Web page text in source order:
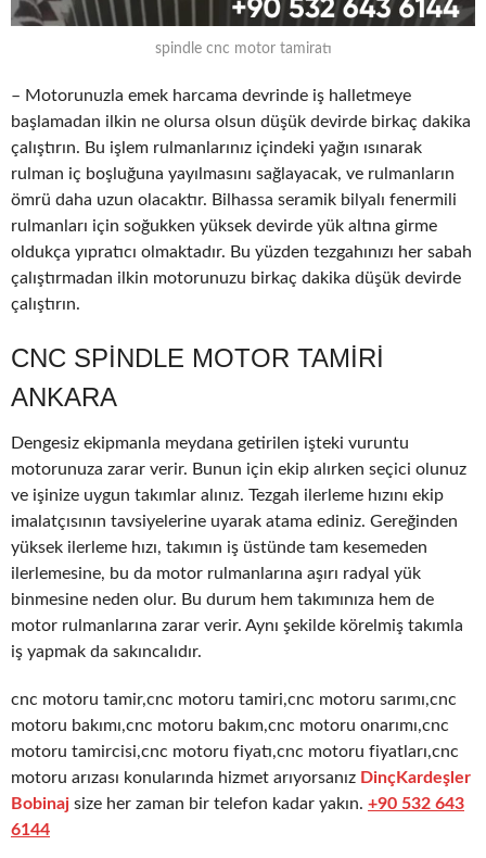
spindle cnc motor tamiratı
– Motorunuzla emek harcama devrinde iş halletmeye
başlamadan ilkin ne olursa olsun düşük devirde birkaç dakika
çalıştırın. Bu işlem rulmanlarınız içindeki yağın ısınarak
rulman iç boşluğuna yayılmasını sağlayacak, ve rulmanların
ömrü daha uzun olacaktır. Bilhassa seramik bilyalı fenermili
rulmanları için soğukken yüksek devirde yük altına girme
oldukça yıpratıcı olmaktadır. Bu yüzden tezgahınızı her sabah
çalıştırmadan ilkin motorunuzu birkaç dakika düşük devirde
çalıştırın.
CNC SPINDLE MOTOR TAMIRI
ANKARA
Dengesiz ekipmanla meydana getirilen işteki vuruntu
motorunuza zarar verir. Bunun için ekip alırken seçici olunuz
ve işinize uygun takımlar alınız. Tezgah ilerleme hızını ekip
imalatçısının tavsiyelerine uyarak atama ediniz. Gereğinden
yüksek ilerleme hızı, takımın iş üstünde tam kesemeden
ilerlemesine, bu da motor rulmanlarına aşırı radyal yük
binmesine neden olur. Bu durum hem takımınıza hem de
motor rulmanlarına zarar verir. Aynı şekilde körelmiş takımla
iş yapmak da sakıncalıdır.
cnc motoru tamir,cnc motoru tamiri,cnc motoru sarımı,cnc
motoru bakımı,cnc motoru bakım,cnc motoru onarımı,cnc
motoru tamircisi,cnc motoru fiyatı,cnc motoru fiyatları,cnc
motoru arızası konularında hizmet arıyorsanız DinçKardeşler
Bobinaj size her zaman bir telefon kadar yakın. +90 532 643
6144